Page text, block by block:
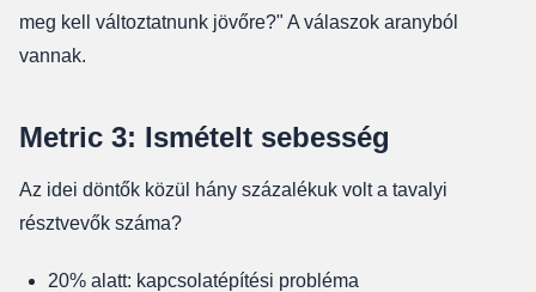
meg kell változtatnunk jövőre?" A válaszok aranyból
vannak.
Metric 3: Ismételt sebesség
Az idei döntők közül hány százalékuk volt a tavalyi
résztvevők száma?
20% alatt: kapcsolatépítési probléma